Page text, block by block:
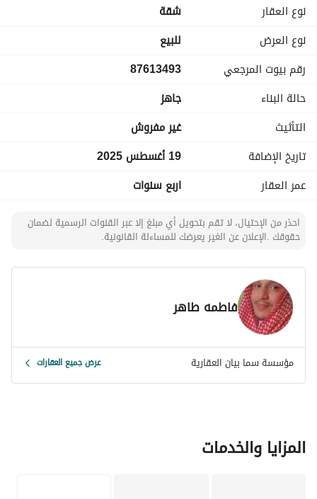
المساحات : 84.13 متر مربع
السعر 600 ألف
مجلس، 1 بيت شعر، صالة معيشة، مطبخ، 3 دورات مياه
المميزات:
مقاومة للتسرب، موقف سيارة، عداد كهرباء
نوع العقار
شقة
نوع العرض
للبيع
رقم بيوت المرجعي
87613493
حالة البناء
جاهز
التأثيث
غير مفروش
تاريخ الإضافة
19 أغسطس 2025
عمر العقار
اربع سنوات
احذر من الإحتيال، لا تقم بتحويل أي مبلغ إلا عبر القنوات الرسمية لضمان
حقوقك .الإعلان عن الغير يعرضك للمساءلة القانونية.
فاطمه طاهر
مؤسسة سما بيان العقارية عرض جميع العقارات
المزايا والخدمات